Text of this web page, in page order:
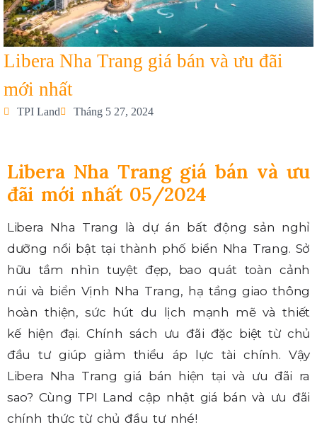
Libera Nha Trang giá bán và ưu đãi
mới nhất
TPI Land Tháng 5 27, 2024
Libera Nha Trang giá bán và ưu
đãi mới nhất 05/2024
Libera Nha Trang là dự án bất động sản nghỉ
dưỡng nổi bật tại thành phố biển Nha Trang. Sở
hữu tầm nhìn tuyệt đẹp, bao quát toàn cảnh
núi và biển Vịnh Nha Trang, hạ tầng giao thông
hoàn thiện, sức hút du lịch mạnh mẽ và thiết
kế hiện đại. Chính sách ưu đãi đặc biệt từ chủ
đầu tư giúp giảm thiểu áp lực tài chính. Vậy
Libera Nha Trang giá bán hiện tại và ưu đãi ra
sao? Cùng TPI Land cập nhật giá bán và ưu đãi
chính thức từ chủ đầu tư nhé!